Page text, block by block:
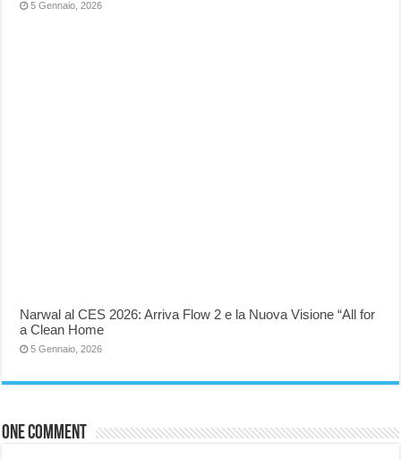
5 Gennaio, 2026
Narwal al CES 2026: Arriva Flow 2 e la Nuova Visione “All for
a Clean Home
5 Gennaio, 2026
One comment